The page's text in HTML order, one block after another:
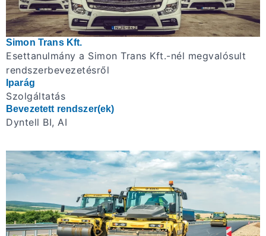
Simon Trans Kft.
Esettanulmány a Simon Trans Kft.-nél megvalósult
rendszerbevezetésről
Iparág
Szolgáltatás
Bevezetett rendszer(ek)
Dyntell BI, AI